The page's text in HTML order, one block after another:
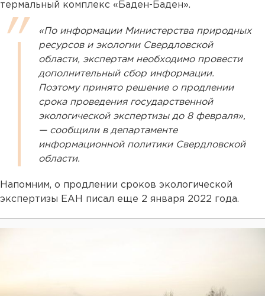
термальный комплекс «Баден-Баден».
«По информации Министерства природных
ресурсов и экологии Свердловской
области, экспертам необходимо провести
дополнительный сбор информации.
Поэтому принято решение о продлении
срока проведения государственной
экологической экспертизы до 8 февраля»,
— сообщили в департаменте
информационной политики Свердловской
области.
Напомним, о продлении сроков экологической
экспертизы ЕАН писал еще 2 января 2022 года.